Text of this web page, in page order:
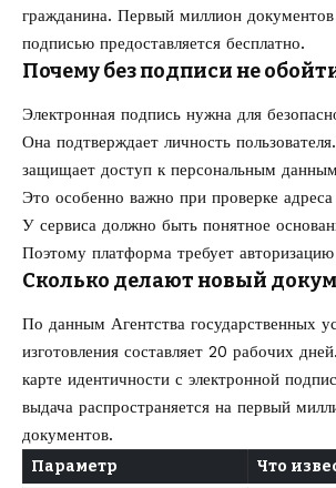
гражданина. Первый миллион документов
подписью предоставляется бесплатно.
Почему без подписи не
Электронная подпись нужна для
Она подтверждает личность
защищает доступ к персональным
Это особенно важно при проверке адреса
У сервиса должно быть понятное
Поэтому платформа требует
Сколько делают новый
По данным Агентства государственных
изготовления составляет 20 рабочих
карте идентичности с электронной
выдача распространяется на первый
документов.
Параметр Что